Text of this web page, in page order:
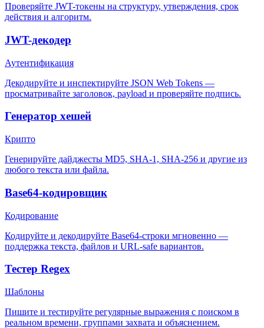
Проверяйте JWT-токены на структуру, утверждения, срок
действия и алгоритм.
JWT-декодер
Аутентификация
Декодируйте и инспектируйте JSON Web Tokens —
просматривайте заголовок, payload и проверяйте подпись.
Генератор хешей
Крипто
Генерируйте дайджесты MD5, SHA-1, SHA-256 и другие из
любого текста или файла.
Base64-кодировщик
Кодирование
Кодируйте и декодируйте Base64-строки мгновенно —
поддержка текста, файлов и URL-safe вариантов.
Тестер Regex
Шаблоны
Пишите и тестируйте регулярные выражения с поиском в
реальном времени, группами захвата и объяснением.